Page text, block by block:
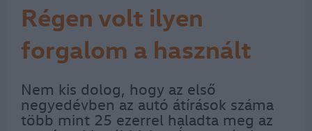
Régen volt ilyen
forgalom a használt
piacon
Nem kis dolog, hogy az első
negyedévben az autó átírások száma
több mint 25 ezerrel haladta meg az